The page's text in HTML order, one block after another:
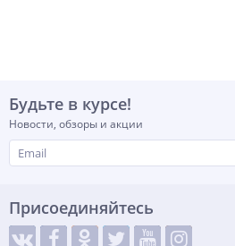
Будьте в курсе!
Новости, обзоры и акции
Присоединяйтесь